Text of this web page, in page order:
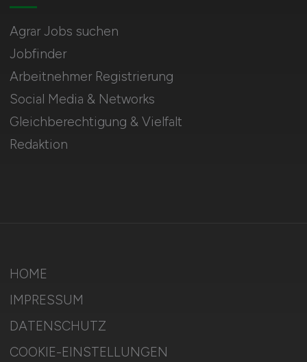
Agrar Jobs suchen
Jobfinder
Arbeitnehmer Registrierung
Social Media & Networks
Gleichberechtigung & Vielfalt
Redaktion
HOME
IMPRESSUM
DATENSCHUTZ
COOKIE-EINSTELLUNGEN